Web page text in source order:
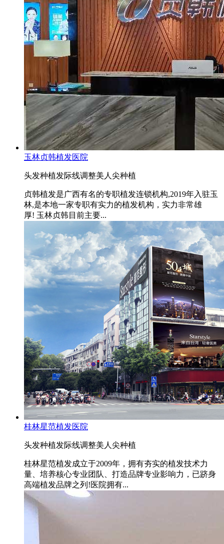
玉林贞韩植发医院
头发种植发际线调整美人尖种植
贞韩植发是广西有名的专职植发连锁机构,2019年入驻玉
林,是本地一家专职有实力的植发机构，实力非常雄
厚! 玉林贞韩目前主要...
桂林星范植发医院
头发种植发际线调整美人尖种植
桂林星范植发成立于2009年，拥有夯实的植发技术力
量、培养核心专业团队、打造品牌专业影响力，已跻身
高端植发品牌之列!医院拥有...